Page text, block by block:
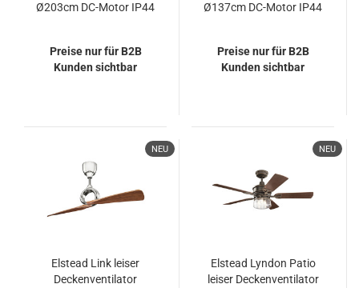
Ø203cm DC-Motor IP44
Preise nur für B2B
Kunden sichtbar
Ø137cm DC-Motor IP44
Preise nur für B2B
Kunden sichtbar
NEU
Elstead Link leiser
Deckenventilator
NEU
Elstead Lyndon Patio
leiser Deckenventilator